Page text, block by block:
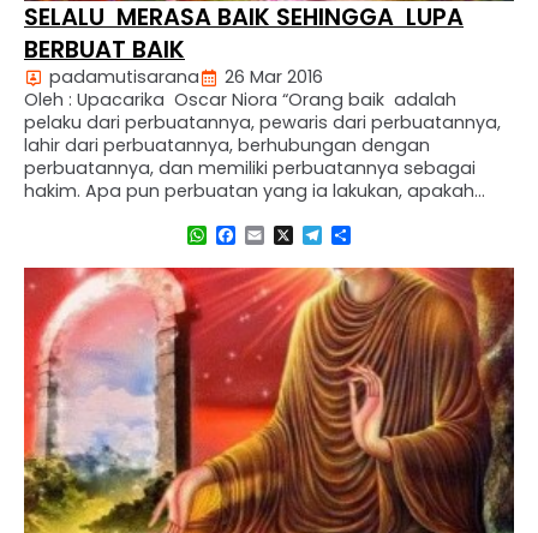
SELALU MERASA BAIK SEHINGGA LUPA
BERBUAT BAIK
padamutisarana
26 Mar 2016
Oleh : Upacarika Oscar Niora “Orang baik adalah
pelaku dari perbuatannya, pewaris dari perbuatannya,
lahir dari perbuatannya, berhubungan dengan
perbuatannya, dan memiliki perbuatannya sebagai
hakim. Apa pun perbuatan yang ia lakukan, apakah
diwarisinya” ” Bergegaslah berbuat kebajikan,dan
melakukan kebajikan, akan menyenangi …
WhatsApp
Facebook
Email
X Telegram